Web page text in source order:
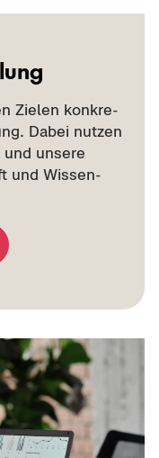
Zie­len kon­kre­
Dabei nut­zen
un­se­re
und Wis­sen­